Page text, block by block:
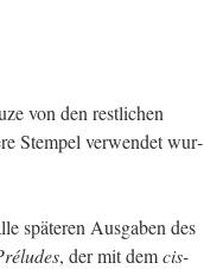
von den rest­li­chen
Stem­pel ver­wen­det wur­
spä­te­ren Aus­ga­ben des
, der mit demcis-